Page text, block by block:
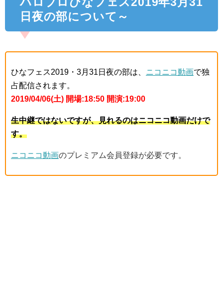
日夜の部について～
ひなフェス2019・3月31日夜の部は、 ニコニコ動画で独
占配信されます。
2019/04/06(土) 開場:18:50 開演:19:00
生中継ではないですが、見れるのはニコニコ動画だけで
す。
ニコニコ動画のプレミアム会員登録が必要です。